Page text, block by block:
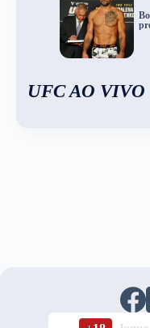
UFC AO VIVO